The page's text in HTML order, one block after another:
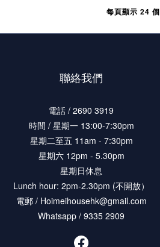
每頁顯示 24 個
聯絡我們
電話 / 2690 3919
時間 / 星期一 13:00-7:30pm
星期二至五 11am - 7:30pm
星期六 12pm - 5.30pm
星期日休息
Lunch hour: 2pm-2.30pm (不開放）
電郵 / Hoimeihousehk@gmail.com
Whatsapp / 9335 2909